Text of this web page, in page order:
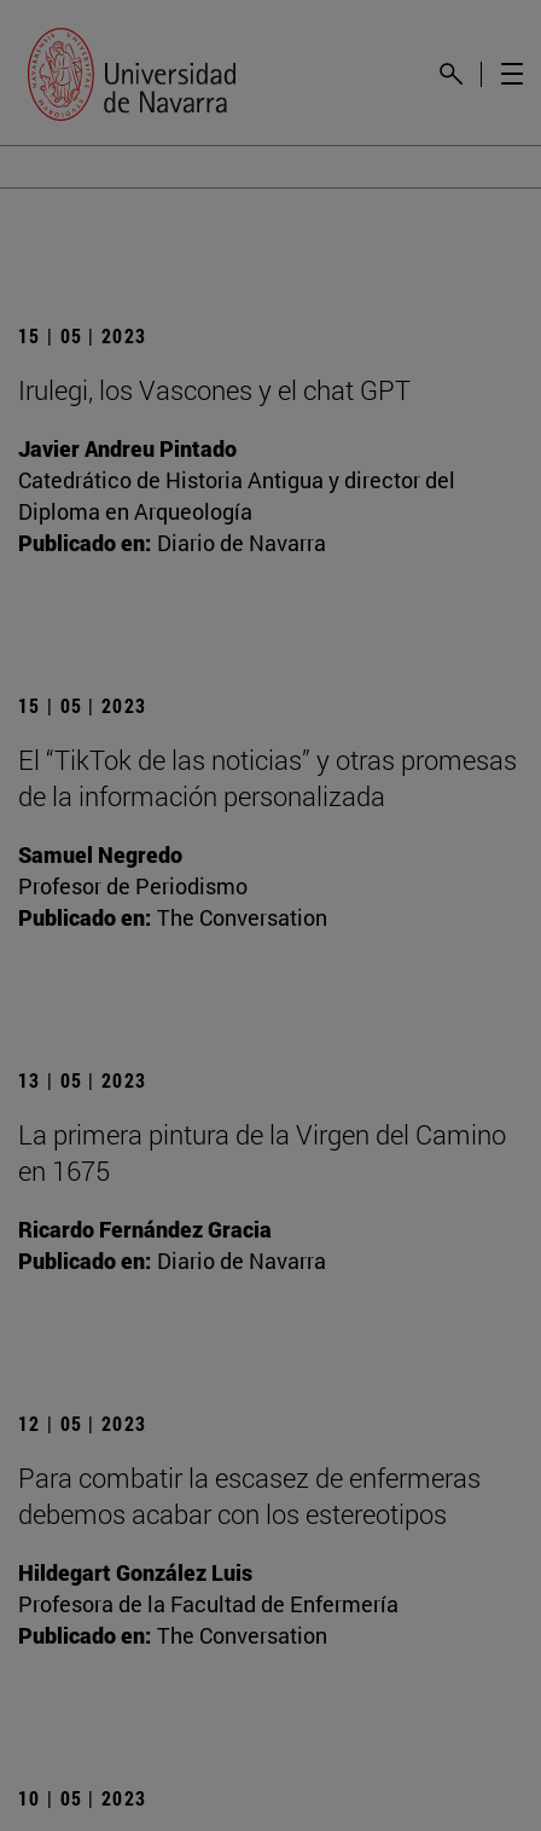
15 | 05 | 2023
Irulegi, los Vascones y el chat GPT
Javier Andreu Pintado
Catedrático de Historia Antigua y director del
Diploma en Arqueología
Publicado en: Diario de Navarra
15 | 05 | 2023
El “TikTok de las noticias” y otras promesas
de la información personalizada
Samuel Negredo
Profesor de Periodismo
Publicado en: The Conversation
13 | 05 | 2023
La primera pintura de la Virgen del Camino
en 1675
Ricardo Fernández Gracia
Publicado en: Diario de Navarra
12 | 05 | 2023
Para combatir la escasez de enfermeras
debemos acabar con los estereotipos
Hildegart González Luis
Profesora de la Facultad de Enfermería
Publicado en: The Conversation
10 | 05 | 2023